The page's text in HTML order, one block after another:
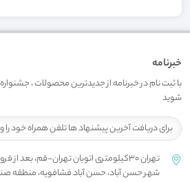
خبرنامه
با ثبت نام در خبرنامه از جدیدترین محصولات ،
شوید
تهران 30کیلومتری اتوبان تهران-قم، بعد
شهر حسن آباد، حسن آباد فشافویه، منطقه